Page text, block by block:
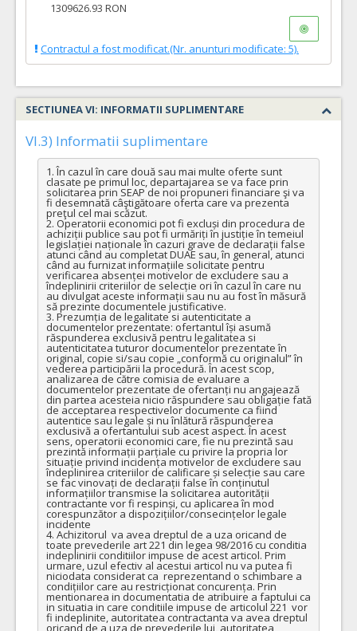
1309626.93 RON
Contractul a fost modificat.(Nr. anunturi modificate: 5).
SECTIUNEA VI: INFORMATII SUPLIMENTARE
VI.3) Informatii suplimentare
1. În cazul în care două sau mai multe oferte sunt
clasate pe primul loc, departajarea se va face prin
solicitarea prin SEAP de noi propuneri financiare şi va
fi desemnată câştigătoare oferta care va prezenta
preţul cel mai scăzut.
2. Operatorii economici pot fi excluși din procedura de
achiziții publice sau pot fi urmăriți în justiție în temeiul
legislației naționale în cazuri grave de declarații false
atunci când au completat DUAE sau, în general, atunci
când au furnizat informațiile solicitate pentru
verificarea absenței motivelor de excludere sau a
îndeplinirii criteriilor de selecție ori în cazul în care nu
au divulgat aceste informații sau nu au fost în măsură
să prezinte documentele justificative.
3. Prezumția de legalitate si autenticitate a
documentelor prezentate: ofertantul își asumă
răspunderea exclusivă pentru legalitatea si
autenticitatea tuturor documentelor prezentate în
original, copie si/sau copie „conformă cu originalul” în
vederea participării la procedură. În acest scop,
analizarea de către comisia de evaluare a
documentelor prezentate de ofertanți nu angajează
din partea acesteia nicio răspundere sau obligație fată
de acceptarea respectivelor documente ca fiind
autentice sau legale și nu înlătură răspunderea
exclusivă a ofertantului sub acest aspect. În acest
sens, operatorii economici care, fie nu prezintă sau
prezintă informații parțiale cu privire la propria lor
situație privind incidența motivelor de excludere sau
îndeplinirea criteriilor de calificare și selecție sau care
se fac vinovați de declarații false în conținutul
informațiilor transmise la solicitarea autorității
contractante vor fi respinși, cu aplicarea în mod
corespunzător a dispozițiilor/consecințelor legale
incidente
4. Achizitorul  va avea dreptul de a uza oricand de
toate prevederile art 221 din legea 98/2016 cu conditia
indeplinirii conditiilor impuse de acest articol. Prim
urmare, uzul efectiv al acestui articol nu va putea fi
niciodata considerat ca  reprezentand o schimbare a
condițiilor care au restricționat concurența. Prin
mentionarea in documentatia de atribuire a faptului ca
in situatia in care conditiile impuse de articolul 221  vor
fi indeplinite, autoritatea contractanta va avea dreptul
oricand de a uza de prevederile lui, autoritatea